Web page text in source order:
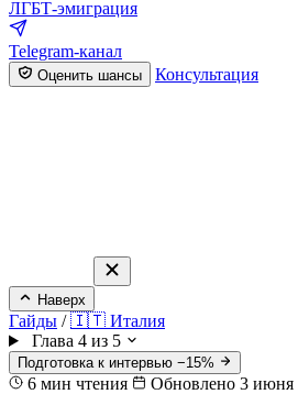
ЛГБТ-эмиграция
Telegram-канал
Оценить шансы Консультация
Наверх
Гайды / 🇮🇹 Италия
Глава 4 из 5
Подготовка к интервью −15%
6 мин чтения Обновлено 3 июня